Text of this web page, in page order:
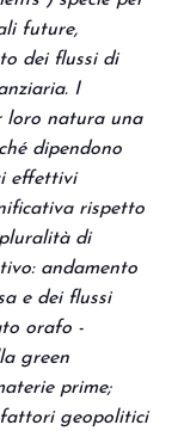
future,
dei flussi di
I
loro natura una
dipendono
effettivi
rispetto
di
andamento
e dei flussi
orafo -
green
prime;
fattori geopolitici